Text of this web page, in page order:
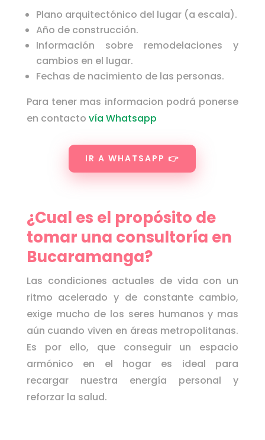
Plano arquitectónico del lugar (a escala).
Año de construcción.
Información sobre remodelaciones y
cambios en el lugar.
Fechas de nacimiento de las personas.
Para tener mas informacion podrá ponerse
en contacto vía Whatsapp
IR A WHATSAPP 👉
¿Cual es el propósito de
tomar una consultoría en
Bucaramanga?
Las condiciones actuales de vida con un
ritmo acelerado y de constante cambio,
exige mucho de los seres humanos y mas
aún cuando viven en áreas metropolitanas.
Es por ello, que conseguir un espacio
armónico en el hogar es ideal para
recargar nuestra energía personal y
reforzar la salud.